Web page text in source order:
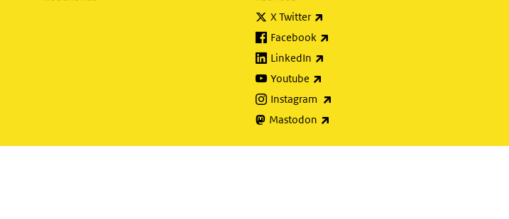
X Twitter
Facebook
LinkedIn
Youtube
Instagram
Mastodon